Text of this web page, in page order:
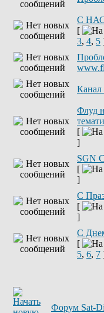
С
[
3, 4, 5
Канал
Флуд
[
]
SGN
[
]
С
[
]
С
[
5, 6, 7
Форум Sat-